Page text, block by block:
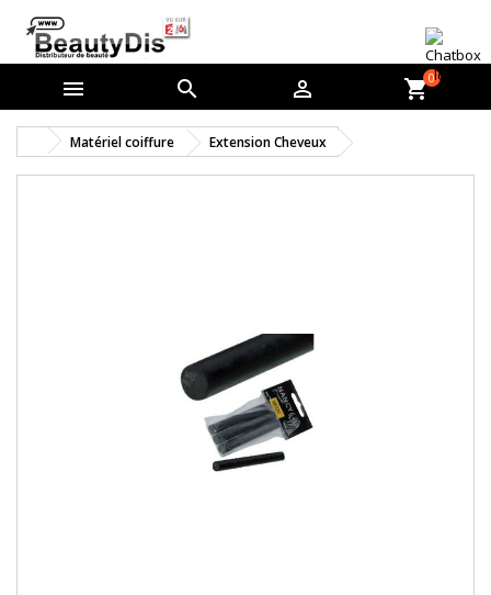
   shopping_cart0
Matériel coiffure Extension Cheveux